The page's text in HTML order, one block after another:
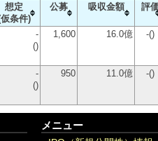
想定
条件)
公募 吸収金額 評
-
()
1,600 16.0億 -()
-
()
950 11.0億 -()
メニュー